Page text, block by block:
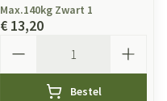
Max.140kg Zwart 1
€ 13,20
Bestel